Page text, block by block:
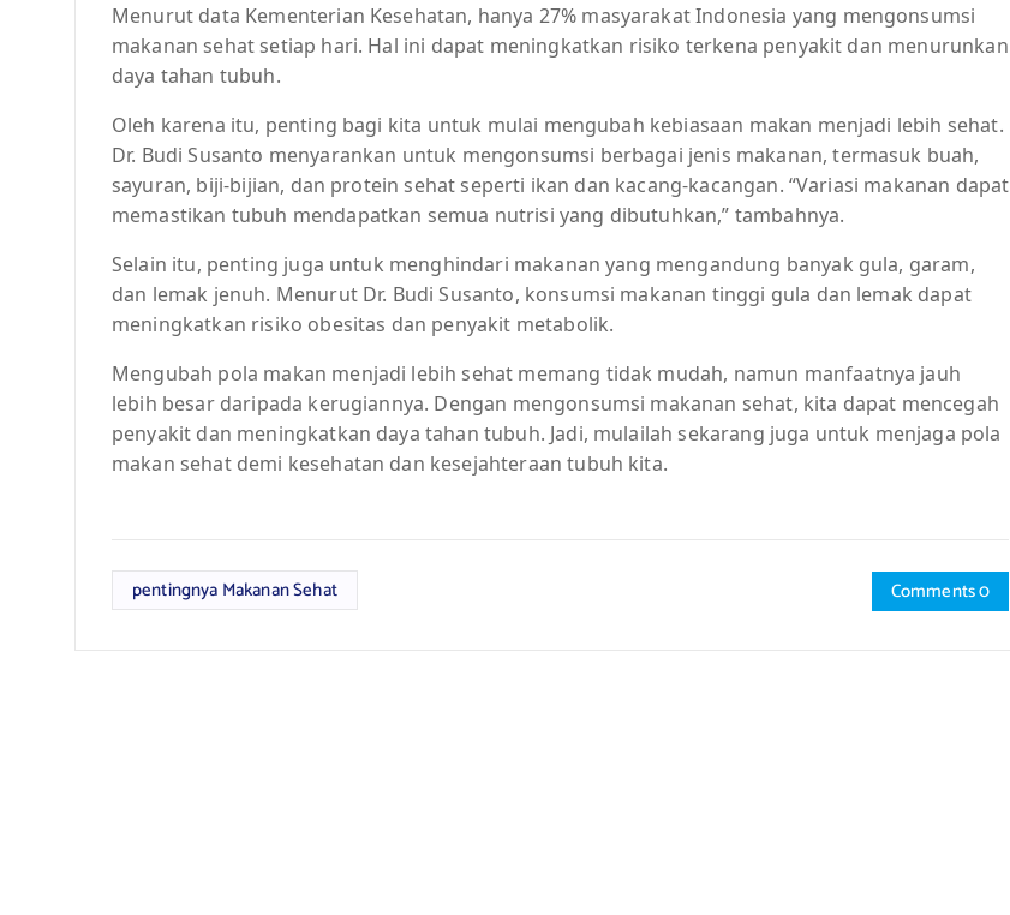
Menurut data Kementerian Kesehatan, hanya 27% masyarakat Indonesia yang mengonsumsi
makanan sehat setiap hari. Hal ini dapat meningkatkan risiko terkena penyakit dan menurunkan
daya tahan tubuh.
Oleh karena itu, penting bagi kita untuk mulai mengubah kebiasaan makan menjadi lebih sehat.
Dr. Budi Susanto menyarankan untuk mengonsumsi berbagai jenis makanan, termasuk buah,
sayuran, biji-bijian, dan protein sehat seperti ikan dan kacang-kacangan. “Variasi makanan dapat
memastikan tubuh mendapatkan semua nutrisi yang dibutuhkan,” tambahnya.
Selain itu, penting juga untuk menghindari makanan yang mengandung banyak gula, garam,
dan lemak jenuh. Menurut Dr. Budi Susanto, konsumsi makanan tinggi gula dan lemak dapat
meningkatkan risiko obesitas dan penyakit metabolik.
Mengubah pola makan menjadi lebih sehat memang tidak mudah, namun manfaatnya jauh
lebih besar daripada kerugiannya. Dengan mengonsumsi makanan sehat, kita dapat mencegah
penyakit dan meningkatkan daya tahan tubuh. Jadi, mulailah sekarang juga untuk menjaga pola
makan sehat demi kesehatan dan kesejahteraan tubuh kita.
pentingnya Makanan Sehat Comments 0